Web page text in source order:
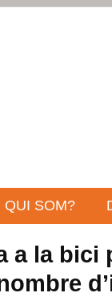
QUI SOM?
a la bici